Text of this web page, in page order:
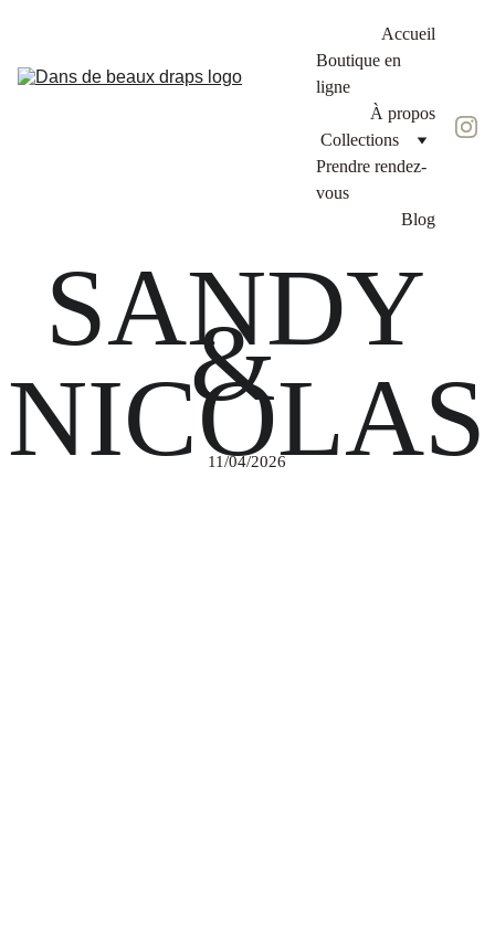
Accueil
Boutique en
ligne
À propos
Collections
Prendre rendez-
vous
Blog
SANDY
&
NICOLAS
11/04/2026